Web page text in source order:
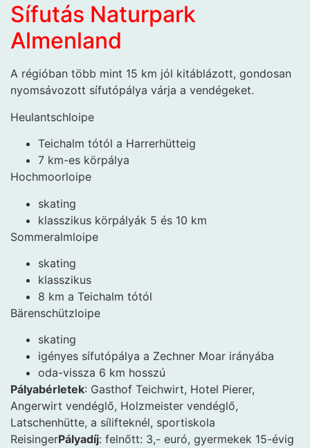
Sífutás Naturpark
Almenland
A régióban több mint 15 km jól kitáblázott, gondosan
nyomsávozott sífutópálya várja a vendégeket.
Heulantschloipe
Teichalm tótól a Harrerhütteig
7 km-es körpálya
Hochmoorloipe
skating
klasszikus körpályák 5 és 10 km
Sommeralmloipe
skating
klasszikus
8 km a Teichalm tótól
Bärenschützloipe
skating
igényes sífutópálya a Zechner Moar irányába
oda-vissza 6 km hosszú
Pályabérletek: Gasthof Teichwirt, Hotel Pierer,
Angerwirt vendéglő, Holzmeister vendéglő,
Latschenhütte, a sílifteknél, sportiskola
ReisingerPályadíj: felnőtt: 3,- euró, gyermekek 15-évig